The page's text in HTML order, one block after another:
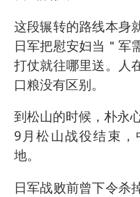
这段辗转的路线本
日军把慰安妇当＂军
打仗就往哪里送。人
口粮没有区别。
到松山的时候，朴永
9月松山战役结束
地。
日军战败前曾下令杀